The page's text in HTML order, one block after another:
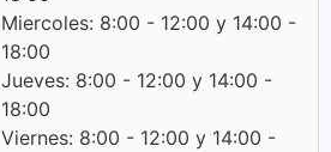
Miercoles: 8:00 - 12:00 y 14:00 -
18:00
Jueves: 8:00 - 12:00 y 14:00 -
18:00
Viernes: 8:00 - 12:00 y 14:00 -